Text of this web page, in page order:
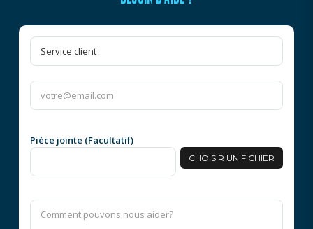
Pièce jointe (Facultatif)
CHOISIR UN FICHIER